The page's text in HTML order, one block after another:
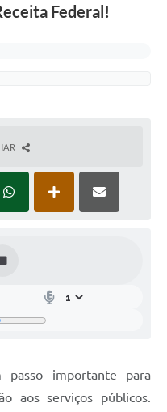
Federal!
passo importante para
aos serviços públicos.